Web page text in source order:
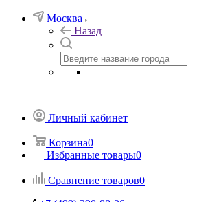
Москва
Назад
Личный кабинет
Корзина0
Избранные товары0
Сравнение товаров0